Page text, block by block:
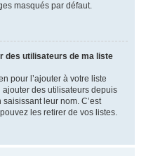
masqués par défaut.
des utilisateurs de ma liste
pour l’ajouter à votre liste
ajouter des utilisateurs depuis
leur nom. C’est
les retirer de vos listes.